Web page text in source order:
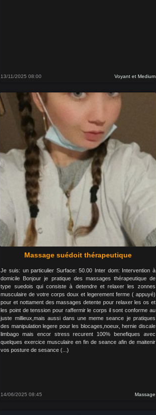
13/11/2025 08:00 Voyant et Medium
Massage suédoit thérapeutique
Je suis: un particulier Surface: 50.00 Inter dom: Intervention à
domicile Bonjour je pratique des massages thérapeutique de
type suedois qui consiste à detendre et relaxer les zonnes
musculaire de votre corps doux et legerement ferme ( appuyé)
pour et nottament des massages detente pour relaxer les os et
les point de tenssion pour raffermir le corps il sont conforme au
juste millieux,mais aussi dans une meme seance je pratiques
des manipulation legere pour les blocages,noeux, hernie discale
limbago mais encor stress recurent 100% benefiques avec
quelques exercice musculaire en fin de seance afin de maitenir
vos posture de sesance (...)
14/06/2025 08:45 Massage